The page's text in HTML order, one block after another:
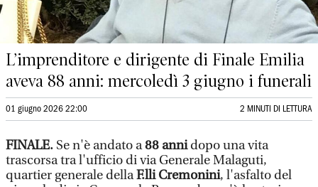
L’imprenditore e dirigente di Finale Emilia
aveva 88 anni: mercoledì 3 giugno i funerali
01 giugno 2026 22:00 2 MINUTI DI LETTURA
FINALE. Se n'è andato a88 annidopo una vita
trascorsa tra l'ufficio di via Generale Malaguti,
quartier generale dellaF.lli Cremonini, l'asfalto del